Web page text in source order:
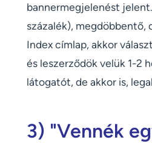
bannermegjelenést
százalék), megdöbbentő,
Index címlap, akkor
és leszerződök velük 1-2
látogatót, de akkor is,
3) "Vennék